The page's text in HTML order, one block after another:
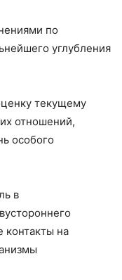
по
углубления
текущему
отношений,
особого
в
контакты на